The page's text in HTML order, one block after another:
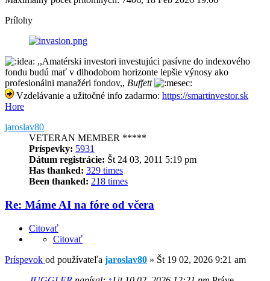
Prílohy
,,Amatérski investori investujúci pasívne do indexového
fondu budú mať v dlhodobom horizonte lepšie výnosy ako
profesionálni manažéri fondov,, Buffett
Vzdelávanie a užitočné info zadarmo: https://smartinvestor.sk
Hore
jaroslav80
VETERAN MEMBER *****
Príspevky: 5931
Dátum registrácie: Št 24 03, 2011 5:19 pm
Has thanked: 329 times
Been thanked: 218 times
Re: Máme AI na fóre od včera
Citovať
Citovať
Príspevok od používateľa jaroslav80 » Št 19 02, 2026 9:21 am